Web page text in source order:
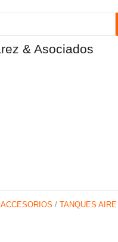
ACCESORIOS / TANQUES AIRE